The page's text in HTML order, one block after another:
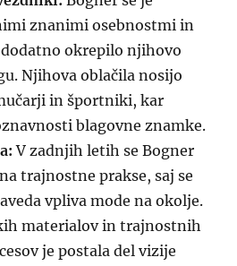
znanimi osebnostmi in
okrepilo njihovo
Njihova oblačila nosijo
in športniki, kar
blagovne znamke.
V zadnjih letih se Bogner
trajnostne prakse, saj se
vpliva mode na okolje.
materialov in trajnostnih
je postala del vizije